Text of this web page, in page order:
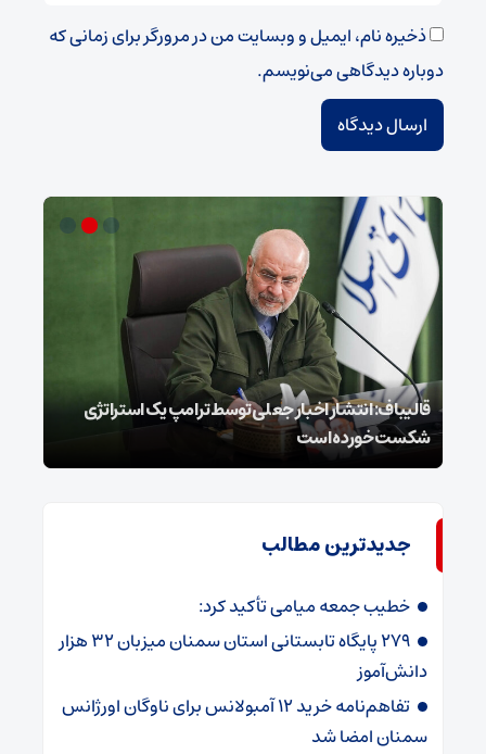
ذخیره نام، ایمیل و وبسایت من در مرورگر برای زمانی که
دوباره دیدگاهی می‌نویسم.
قالیباف: انتشار اخبار جعلی توسط ترامپ یک استراتژی
شکست خورده است
جدیدترین مطالب
خطیب جمعه میامی تأکید کرد:
۲۷۹ پایگاه تابستانی استان سمنان میزبان ۳۲ هزار
دانش‌آموز
تفاهم‌نامه خرید ۱۲ آمبولانس برای ناوگان اورژانس
سمنان امضا شد